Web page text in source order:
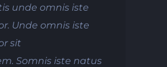
unde omnis iste
Unde omnis iste
sit
Somnis iste natus